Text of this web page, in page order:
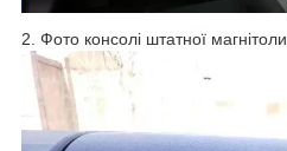
2. Фото консолі штатної магнітоли